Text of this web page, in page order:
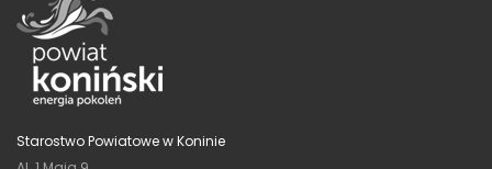
Starostwo Powiatowe w Koninie